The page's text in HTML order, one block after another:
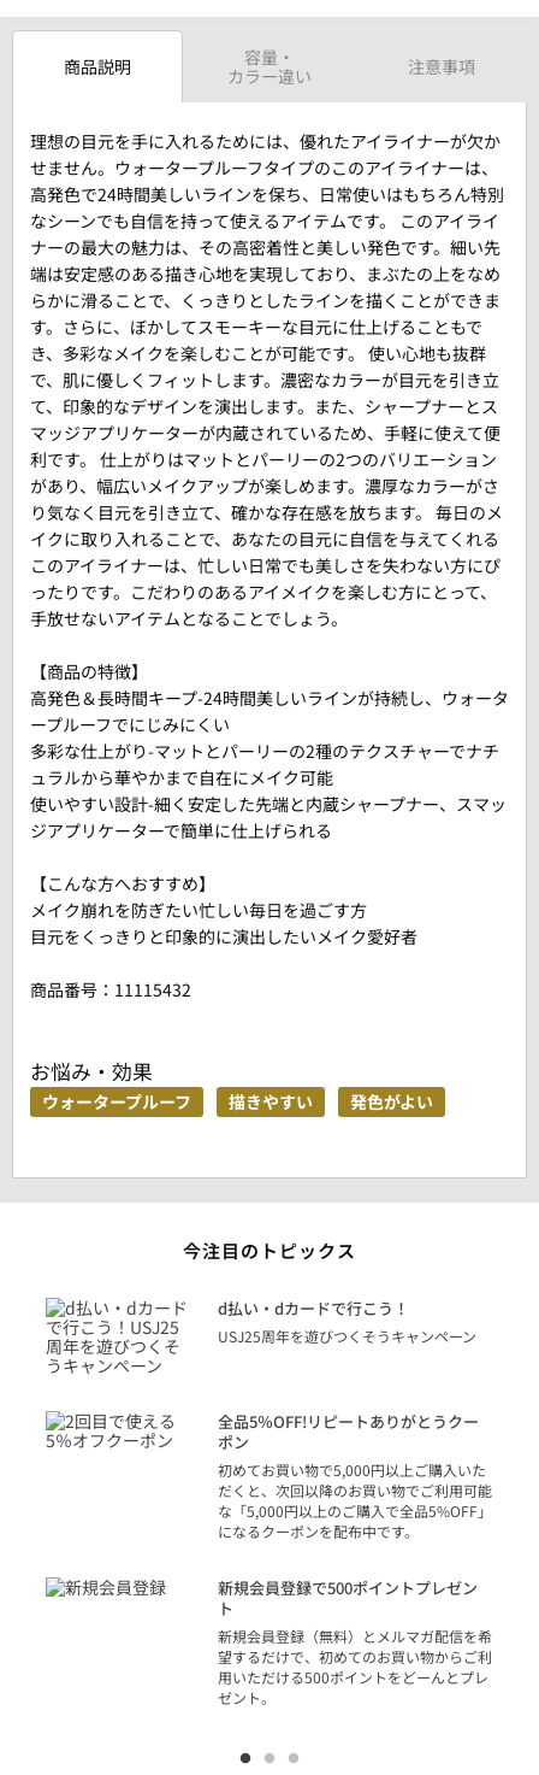
商品説明
容量・
カラー違い
注意事項
理想の目元を手に入れるためには、優れたアイライナーが欠か
せません。ウォータープルーフタイプのこのアイライナーは、
高発色で24時間美しいラインを保ち、日常使いはもちろん特別
なシーンでも自信を持って使えるアイテムです。 このアイライ
ナーの最大の魅力は、その高密着性と美しい発色です。細い先
端は安定感のある描き心地を実現しており、まぶたの上をなめ
らかに滑ることで、くっきりとしたラインを描くことができま
す。さらに、ぼかしてスモーキーな目元に仕上げることもで
き、多彩なメイクを楽しむことが可能です。 使い心地も抜群
で、肌に優しくフィットします。濃密なカラーが目元を引き立
て、印象的なデザインを演出します。また、シャープナーとス
マッジアプリケーターが内蔵されているため、手軽に使えて便
利です。 仕上がりはマットとパーリーの2つのバリエーション
があり、幅広いメイクアップが楽しめます。濃厚なカラーがさ
り気なく目元を引き立て、確かな存在感を放ちます。 毎日のメ
イクに取り入れることで、あなたの目元に自信を与えてくれる
このアイライナーは、忙しい日常でも美しさを失わない方にぴ
ったりです。こだわりのあるアイメイクを楽しむ方にとって、
手放せないアイテムとなることでしょう。
【商品の特徴】
高発色＆長時間キープ-24時間美しいラインが持続し、ウォータ
ープルーフでにじみにくい
多彩な仕上がり-マットとパーリーの2種のテクスチャーでナチ
ュラルから華やかまで自在にメイク可能
使いやすい設計-細く安定した先端と内蔵シャープナー、スマッ
ジアプリケーターで簡単に仕上げられる
【こんな方へおすすめ】
メイク崩れを防ぎたい忙しい毎日を過ごす方
目元をくっきりと印象的に演出したいメイク愛好者
商品番号： 11115432
お悩み・効果
ウォータープルーフ 描きやすい 発色がよい
今注目のトピックス
d払い・dカードで行こう！
USJ25周年を遊びつくそうキャンペーン
全品5％OFF!リピートありがとうクー
ポン
初めてお買い物で5,000円以上ご購入いた
だくと、次回以降のお買い物でご利用可能
な「5,000円以上のご購入で全品5%OFF」
になるクーポンを配布中です。
新規会員登録で500ポイントプレゼン
ト
新規会員登録（無料）とメルマガ配信を希
望するだけで、初めてのお買い物からご利
用いただける500ポイントをどーんとプレ
ゼント。